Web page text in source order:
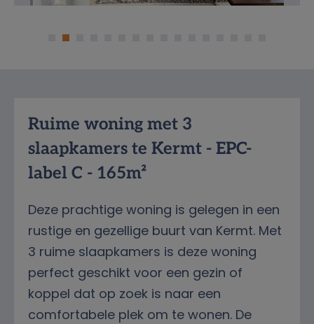
Omschrijving
Ruime woning met 3
slaapkamers te Kermt - EPC-
label C - 165m²
Deze prachtige woning is gelegen in een
rustige en gezellige buurt van Kermt. Met
3 ruime slaapkamers is deze woning
perfect geschikt voor een gezin of
koppel dat op zoek is naar een
comfortabele plek om te wonen. De